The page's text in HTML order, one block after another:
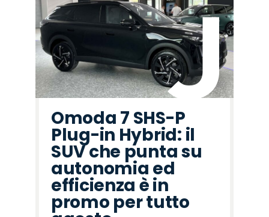
Omoda 7 SHS-P
Plug-in Hybrid: il
SUV che punta su
autonomia ed
efficienza è in
promo per tutto